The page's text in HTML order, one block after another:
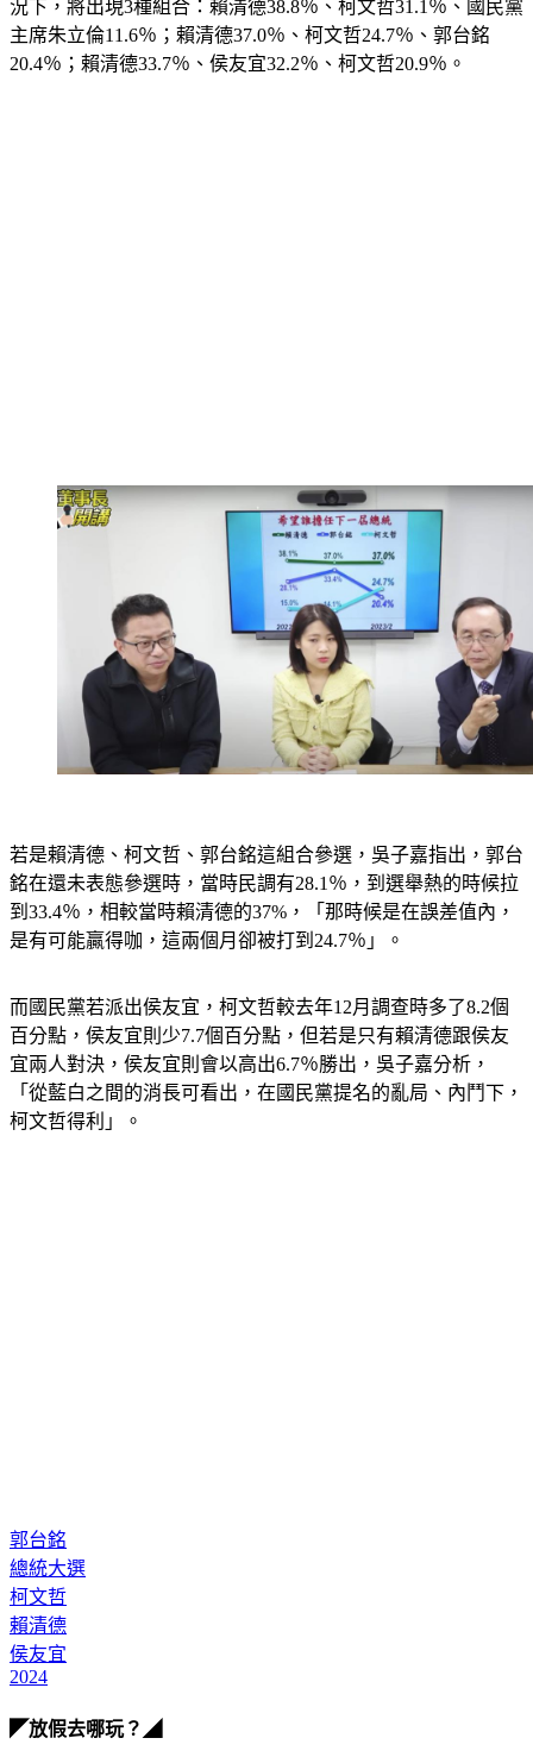
根據《美麗島電子報》民調，若藍綠白三黨各派出參選人的情
況下，將出現3種組合：賴清德38.8％、柯文哲31.1％、國民黨
主席朱立倫11.6％；賴清德37.0％、柯文哲24.7％、郭台銘
若是賴清德、柯文哲、郭台銘這組合參選，吳子嘉指出，郭台
銘在還未表態參選時，當時民調有28.1％，到選舉熱的時候拉
到33.4％，相較當時賴清德的37%，「那時候是在誤差值內，
而國民黨若派出侯友宜，柯文哲較去年12月調查時多了8.2個
百分點，侯友宜則少7.7個百分點，但若是只有賴清德跟侯友
宜兩人對決，侯友宜則會以高出6.7％勝出，吳子嘉分析，
「從藍白之間的消長可看出，在國民黨提名的亂局、內鬥下，
郭台銘
總統大選
柯文哲
賴清德
侯友宜